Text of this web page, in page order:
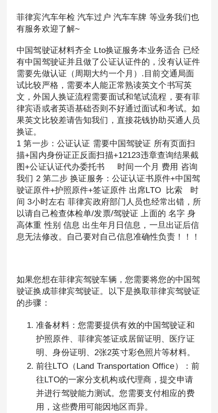
菲律宾汽车年检 汽车过户 汽车车牌 等业务我们也
有服务欢迎了解~
中国驾驶证材料齐全 Lto换证服务本业务适合 已经
有中国驾驶证并且做了公证认证件的，没有认证件
需要先做认证（周期大约一个月）.目前交通局面
试比较严格，需要本人能正常熟读英文个书写英
文，外国人换证流程需要面试和笔试流程，要有菲
律宾语或者英语基础否则不好通过面试和考试。如
果英文比较差请告知我们，直接花钱协助买通人员
换证。
1 第一步：公证认证 需要中国驾驶证 所有页面扫
描+国内身份证正反面扫描+12123违章查询结果截
图+公证认证代办委托书 时间一个月 费用 咨询
我们 2 第二步 换证服务：公证认证书原件+中国驾
驶证原件+护照原件+签证原件 出席LTO 比索 时
间 3小时左右 菲律宾政府部门人员也经常出错，所
以请自己检查体检单/发票/驾驶证 上面的 名字 身
高体重 性别 信息 出生年月日信息，一旦出证后信
息无法修改。自己要对自己信息准确性负责！！！
如果您想在菲律宾驾驶车辆，您需要将您的中国驾
驶证换成菲律宾驾驶证。以下是换取菲律宾驾驶证
的步骤：
准备材料：您需要提供有效的中国驾驶证和
护照原件、菲律宾签证或居留证明、医疗证
明、身份证明、2张2英寸彩色照片等材料。
前往LTO（Land Transportation Office）：前
往LTO的一家分支机构或代理商，提交申请
并进行驾驶能力测试。您需要支付相应的费
用，这些费用可能因地区而异。